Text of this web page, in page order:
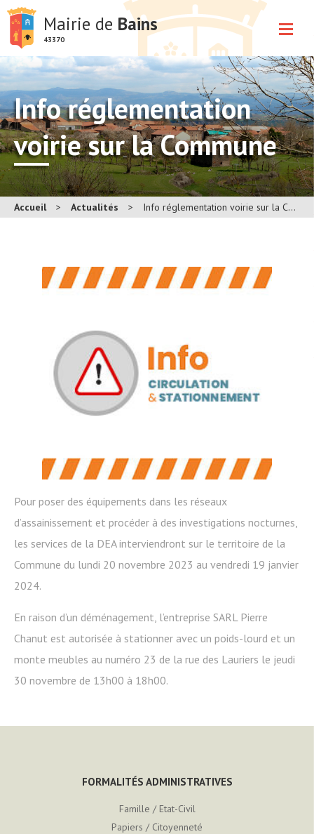
Mairie de Bains
43370
Info réglementation
voirie sur la Commune
Accueil > Actualités > Info réglementation voirie sur la Commune
Pour poser des équipements dans les réseaux
d’assainissement et procéder à des investigations nocturnes,
les services de la DEA interviendront sur le territoire de la
Commune du lundi 20 novembre 2023 au vendredi 19 janvier
2024.
En raison d’un déménagement, l’entreprise SARL Pierre
Chanut est autorisée à stationner avec un poids-lourd et un
monte meubles au numéro 23 de la rue des Lauriers le jeudi
30 novembre de 13h00 à 18h00.
FORMALITÉS ADMINISTRATIVES
Famille / Etat-Civil
Papiers / Citoyenneté